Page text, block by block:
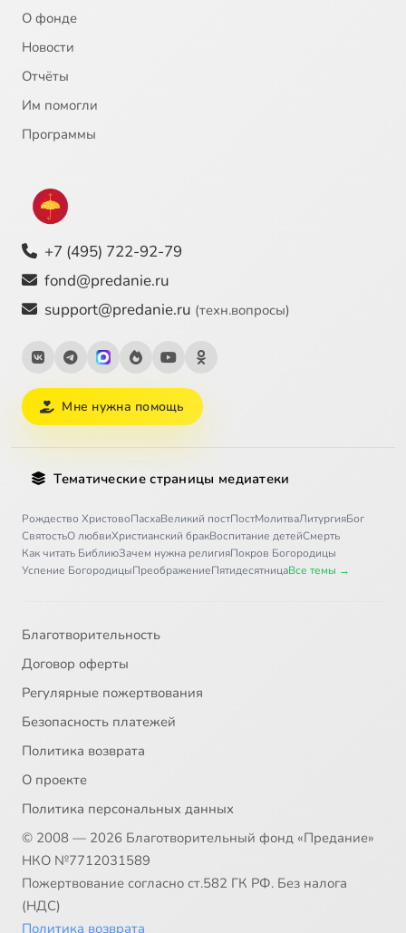
О фонде
Новости
Отчёты
Им помогли
Программы
+7 (495) 722-92-79
fond@predanie.ru
support@predanie.ru (техн.вопросы)
Мне нужна помощь
Тематические страницы медиатеки
Рождество ХристовоПасхаВеликий постПостМолитваЛитургияБог
СвятостьО любвиХристианский бракВоспитание детейСмерть
Как читать БиблиюЗачем нужна религияПокров Богородицы
Успение БогородицыПреображениеПятидесятницаВсе темы →
Благотворительность
Договор оферты
Регулярные пожертвования
Безопасность платежей
Политика возврата
О проекте
Политика персональных данных
© 2008 — 2026 Благотворительный фонд «Предание»
НКО №7712031589
Пожертвование согласно ст.582 ГК РФ. Без налога
(НДС)
Политика возврата